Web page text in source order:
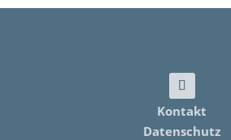
Kontakt
Datenschutz